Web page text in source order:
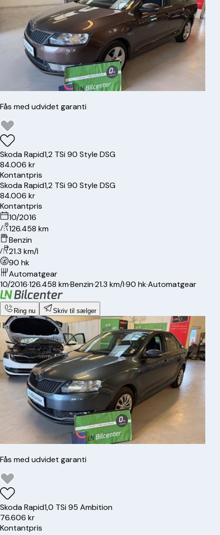
Fås med udvidet garanti
SkodaRapid1,2 TSi 90 Style DSG
84.006 kr
Kontantpris
SkodaRapid1,2 TSi 90 Style DSG
84.006 kr
Kontantpris
10/2016
126.458 km
Benzin
21.3 km/l
90 hk
Automatgear
10/2016·126.458 km·Benzin·21.3 km/l·90 hk·Automatgear
Ring nu Skriv til sælger
Fås med udvidet garanti
SkodaRapid1,0 TSi 95 Ambition
76.606 kr
Kontantpris